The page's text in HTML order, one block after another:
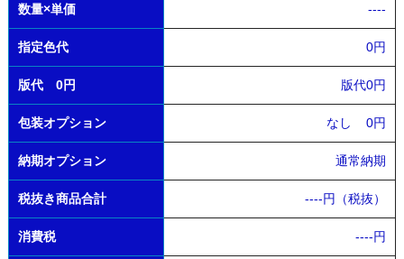
数量×単価 ----
指定色代 0円
版代 0円 版代0円
包装オプション なし 0円
納期オプション 通常納期
税抜き商品合計 ----円（税抜）
消費税 ----円